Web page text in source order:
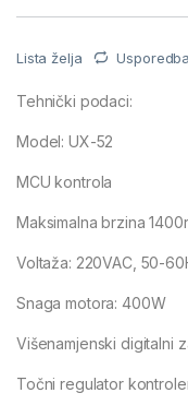
Lista želja Usporedba
Tehnički podaci:
Model: UX-52
MCU kontrola
Maksimalna brzina
Voltaža: 220VAC, 50-
Snaga motora: 400W
Višenamjenski digitalni
Točni regulator